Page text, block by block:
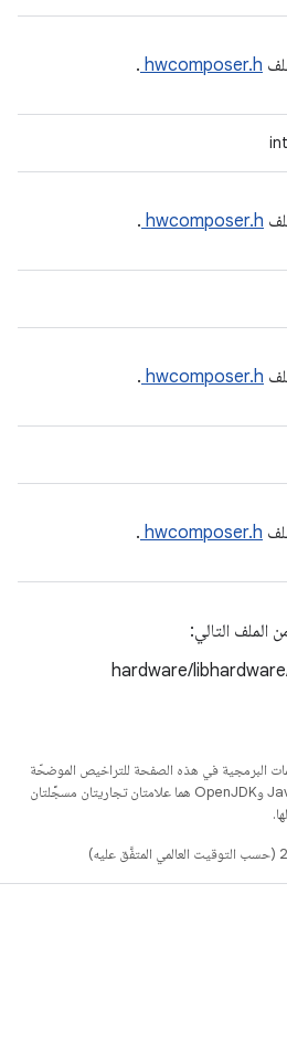
hwcomposer.h
.
hwcomposer.h
.
hwcomposer.h
.
hwcomposer.h
.
الملف التالي:
hardware/
البرمجية في هذه الصفحة للتراخيص الموضحّة
. إنّ Java وOpenJDK هما علامتان تجاريتان مسجَّلتان